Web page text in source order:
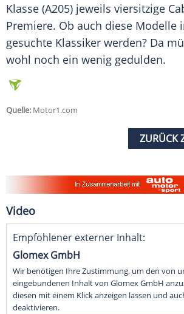
Klasse (A205) jeweils viersitzige
Premiere. Ob auch diese Modelle
gesuchte Klassiker werden? Da
wohl noch ein wenig gedulden.
Quelle: Motor1.com
ZURÜCK
Video
Empfohlener externer Inhalt:
Glomex GmbH
Wir benötigen Ihre Zustimmung, um den von
eingebundenen Inhalt von Glomex GmbH
diesen mit einem Klick anzeigen lassen und
deaktivieren.